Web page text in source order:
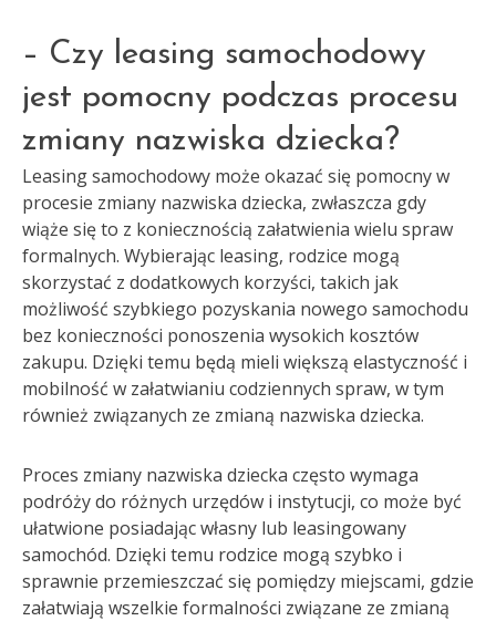
– Czy leasing samochodowy
jest pomocny podczas procesu
zmiany nazwiska dziecka?
Leasing samochodowy może okazać się pomocny w
procesie zmiany nazwiska dziecka, zwłaszcza gdy
wiąże się to z koniecznością załatwienia wielu spraw
formalnych. Wybierając leasing, rodzice mogą
skorzystać z dodatkowych korzyści, takich jak
możliwość szybkiego pozyskania nowego samochodu
bez konieczności ponoszenia wysokich kosztów
zakupu. Dzięki temu będą mieli większą elastyczność i
mobilność w załatwianiu codziennych spraw, w tym
również związanych ze zmianą nazwiska dziecka.
Proces zmiany nazwiska dziecka często wymaga
podróży do różnych urzędów i instytucji, co może być
ułatwione posiadając własny lub leasingowany
samochód. Dzięki temu rodzice mogą szybko i
sprawnie przemieszczać się pomiędzy miejscami, gdzie
załatwiają wszelkie formalności związane ze zmianą